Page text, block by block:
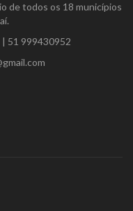
de todos os 18 municípios
| 51 999430952